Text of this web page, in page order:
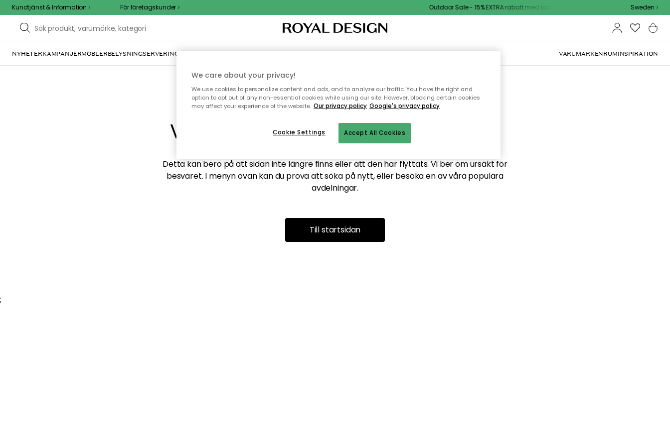
Kundtjänst & Information För företagskunder Outdoor Sale - 15% EXTRA rabatt med kod Sweden
NYHETERKAMPANJERMÖBLERBELYSNINGSERVERING INREDNINGTEXTIL & MATTORKÖKETFÖRVARINGUTEMÖBLER VARUMÄRKENRUMINSPIRATION
Vi hittar tyvärr inte sidan du söker
Detta kan bero på att sidan inte längre finns eller att den har flyttats. Vi ber om ursäkt för
besväret. I menyn ovan kan du prova att söka på nytt, eller besöka en av våra populära
avdelningar.
Till startsidan
;
We care about your privacy!
We use cookies to personalize content and ads, and to analyze our traffic. You have the right and
option to opt out of any non-essential cookies while using our site. However, blocking certain cookies
may affect your experience of the website. Our privacy policy Google's privacy policy
Accept All Cookies
Cookie Settings